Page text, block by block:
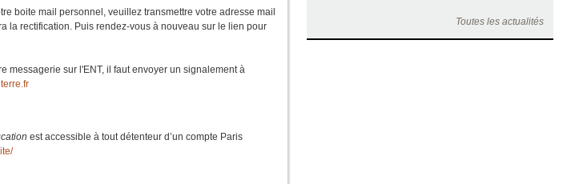
boite mail personnel, veuillez transmettre votre adresse mail
la rectification. Puis rendez-vous à nouveau sur le lien pour
messagerie sur l'ENT, il faut envoyer un signalement à
est accessible à tout détenteur d’un compte Paris
Toutes les actualités